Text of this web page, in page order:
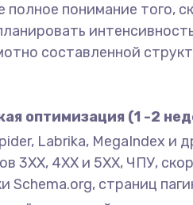
понимание того,
составленной
оптимизация (1 -2
Labrika, MegaIndex и
3XX, 4XX и 5XX, ЧПУ,
Schema.org, страниц